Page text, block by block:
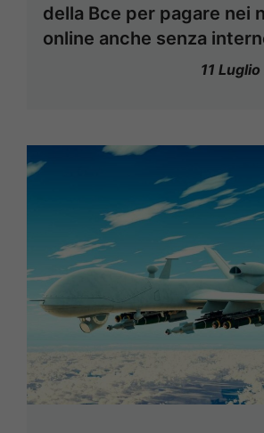
della Bce per pagare nei
online anche senza
11